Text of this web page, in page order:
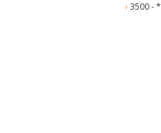
3500 - *